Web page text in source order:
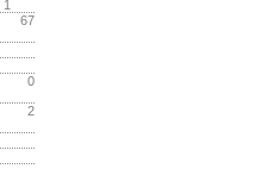
1
67
0
2